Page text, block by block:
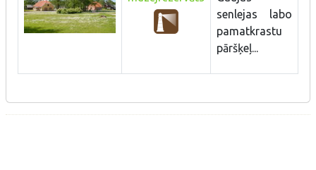
senlejas labo
pamatkrastu
pāršķeļ...